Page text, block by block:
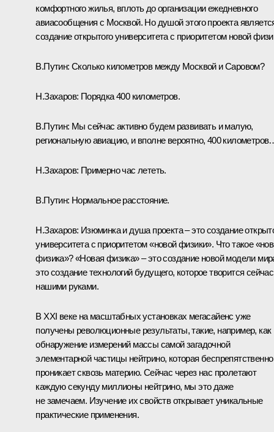
комфортного жилья, вплоть до организации ежедневного
авиасообщения с Москвой. Но душой этого проекта
создание открытого университета с приоритетом новой
В.Путин: Сколько километров между Москвой и Саровом?
Н.Захаров: Порядка 400 километров.
В.Путин: Мы сейчас активно будем развивать и малую,
региональную авиацию, и вполне вероятно, 400
Н.Захаров: Примерно час лететь.
В.Путин: Нормальное расстояние.
Н.Захаров: Изюминка и душа проекта – это создание
университета с приоритетом «новой физики». Что такое
физика»? «Новая физика» – это создание новой модели
это создание технологий будущего, которое творится сейчас
нашими руками.
В XXI веке на масштабных установках мегасайенс уже
получены революционные результаты, такие, например, как
обнаружение измерений массы самой загадочной
элементарной частицы нейтрино, которая беспрепятственно
проникает сквозь материю. Сейчас через нас пролетают
каждую секунду миллионы нейтрино, мы это даже
не замечаем. Изучение их свойств открывает уникальные
практические применения.